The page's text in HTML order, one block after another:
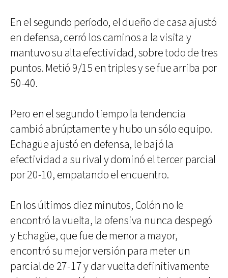
En el segundo período, el dueño de casa ajustó
en defensa, cerró los caminos a la visita y
mantuvo su alta efectividad, sobre todo de tres
puntos. Metió 9/15 en triples y se fue arriba por
50-40.
Pero en el segundo tiempo la tendencia
cambió abrúptamente y hubo un sólo equipo.
Echagüe ajustó en defensa, le bajó la
efectividad a su rival y dominó el tercer parcial
por 20-10, empatando el encuentro.
En los últimos diez minutos, Colón no le
encontró la vuelta, la ofensiva nunca despegó
y Echagüe, que fue de menor a mayor,
encontró su mejor versión para meter un
parcial de 27-17 y dar vuelta definitivamente